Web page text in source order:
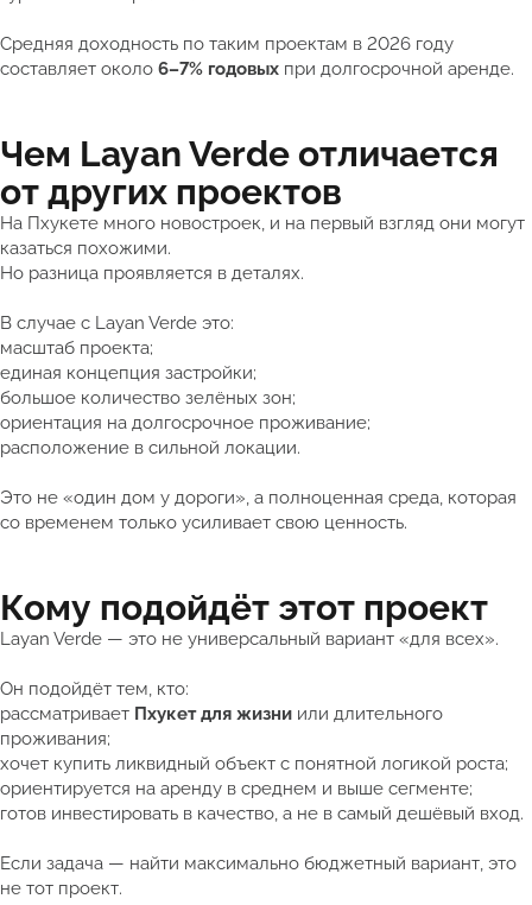
Средняя доходность по таким проектам в 2026 году
составляет около 6–7% годовых при долгосрочной аренде.
Чем Layan Verde отличается
от других проектов
На Пхукете много новостроек, и на первый взгляд они могут
казаться похожими.
Но разница проявляется в деталях.
В случае с Layan Verde это:
масштаб проекта;
единая концепция застройки;
большое количество зелёных зон;
ориентация на долгосрочное проживание;
расположение в сильной локации.
Это не «один дом у дороги», а полноценная среда, которая
со временем только усиливает свою ценность.
Кому подойдёт этот проект
Layan Verde — это не универсальный вариант «для всех».
Он подойдёт тем, кто:
рассматривает Пхукет для жизни или длительного
проживания;
хочет купить ликвидный объект с понятной логикой роста;
ориентируется на аренду в среднем и выше сегменте;
готов инвестировать в качество, а не в самый дешёвый вход.
Если задача — найти максимально бюджетный вариант, это
не тот проект.